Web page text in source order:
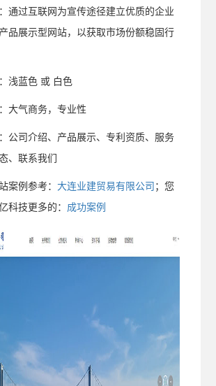
通过互联网为宣传途径建立优质的企业
品展示型网站，以获取市场份额稳固行
浅蓝色 或 白色
大气商务，专业性
公司介绍、产品展示、专利资质、服务
、联系我们
案例参考：大连业建贸易有限公司 ；您
科技更多的： 成功案例